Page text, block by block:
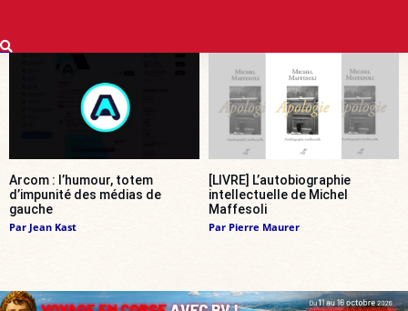
Arcom : l’humour, totem
d’impunité des médias de
gauche
Par Jean Kast
[LIVRE] L’autobiographie
intellectuelle de Michel
Maffesoli
Par Pierre Maurer